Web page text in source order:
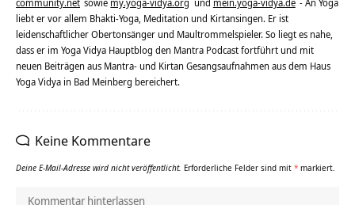
liebt er vor allem Bhakti-Yoga, Meditation und Kirtansingen. Er ist
leidenschaftlicher Obertonsänger und Maultrommelspieler. So liegt es nahe,
dass er im Yoga Vidya Hauptblog den Mantra Podcast fortführt und mit
neuen Beiträgen aus Mantra- und Kirtan Gesangsaufnahmen aus dem Haus
Yoga Vidya in Bad Meinberg bereichert.
Keine Kommentare
Deine E-Mail-Adresse wird nicht veröffentlicht. Erforderliche Felder sind mit * markiert.